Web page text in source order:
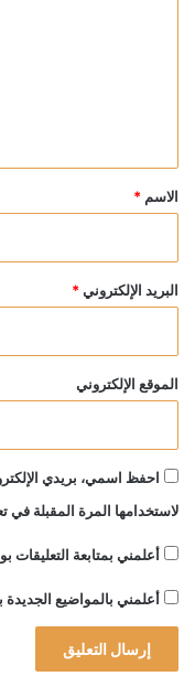
*
الاسم *
البريد الإلكتروني *
الموقع الإلكتروني
احفظ اسمي، بريدي
لاستخدامها المرة المقبلة في
أعلمني بمتابعة التعليقات
أعلمني بالمواضيع الجديدة